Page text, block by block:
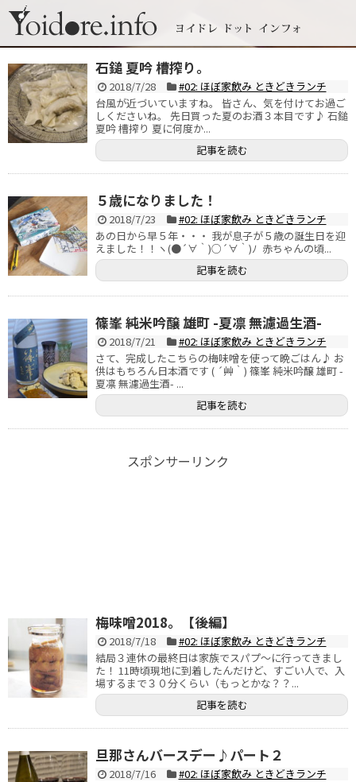
石鎚 夏吟 槽搾り。
2018/7/28
#02: ほぼ家飲み ときどきランチ
台風が近づいていますね。 皆さん、気を付けてお過ご
しくださいね。 先日買った夏のお酒３本目です♪ 石鎚
夏吟 槽搾り 夏に何度か...
記事を読む
５歳になりました！
2018/7/23
#02: ほぼ家飲み ときどきランチ
あの日から早５年・・・ 我が息子が５歳の誕生日を迎
えました！！ヽ(●´∀｀)○´∀｀)ﾉ 赤ちゃんの頃...
記事を読む
篠峯 純米吟醸 雄町 -夏凛 無濾過生酒-
2018/7/21
#02: ほぼ家飲み ときどきランチ
さて、完成したこちらの梅味噌を使って晩ごはん♪ お
供はもちろん日本酒です ( ´艸｀) 篠峯 純米吟醸 雄町 -
夏凛 無濾過生酒- ...
記事を読む
スポンサーリンク
梅味噌2018。【後編】
2018/7/18
#02: ほぼ家飲み ときどきランチ
結局３連休の最終日は家族でスパプ～に行ってきまし
た！ 11時頃現地に到着したんだけど、すごい人で、入
場するまで３０分くらい（もっとかな？？...
記事を読む
旦那さんバースデー♪パート２
2018/7/16
#02: ほぼ家飲み ときどきランチ